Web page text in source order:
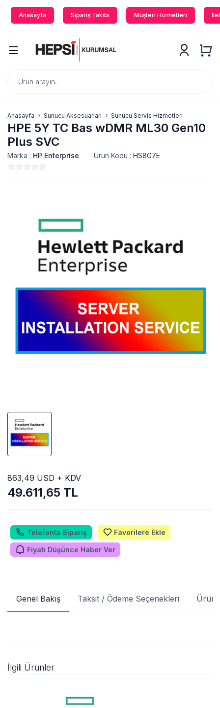
Anasayfa Sipariş Takibi Müşteri Hizmetleri
Anasayfa Sunucu Aksesuarları Sunucu Servis Hizmetleri
HPE 5Y TC Bas wDMR ML30 Gen10
Plus SVC
Marka : HP Enterprise Ürün Kodu : HS8G7E
49.611,65 TL
863,49 USD + KDV
Telefonla Sipariş Favorilere Ekle
Fiyatı Düşünce Haber Ver
Genel Bakış Taksit / Ödeme Seçenekleri Ürün
İlgili Ürünler